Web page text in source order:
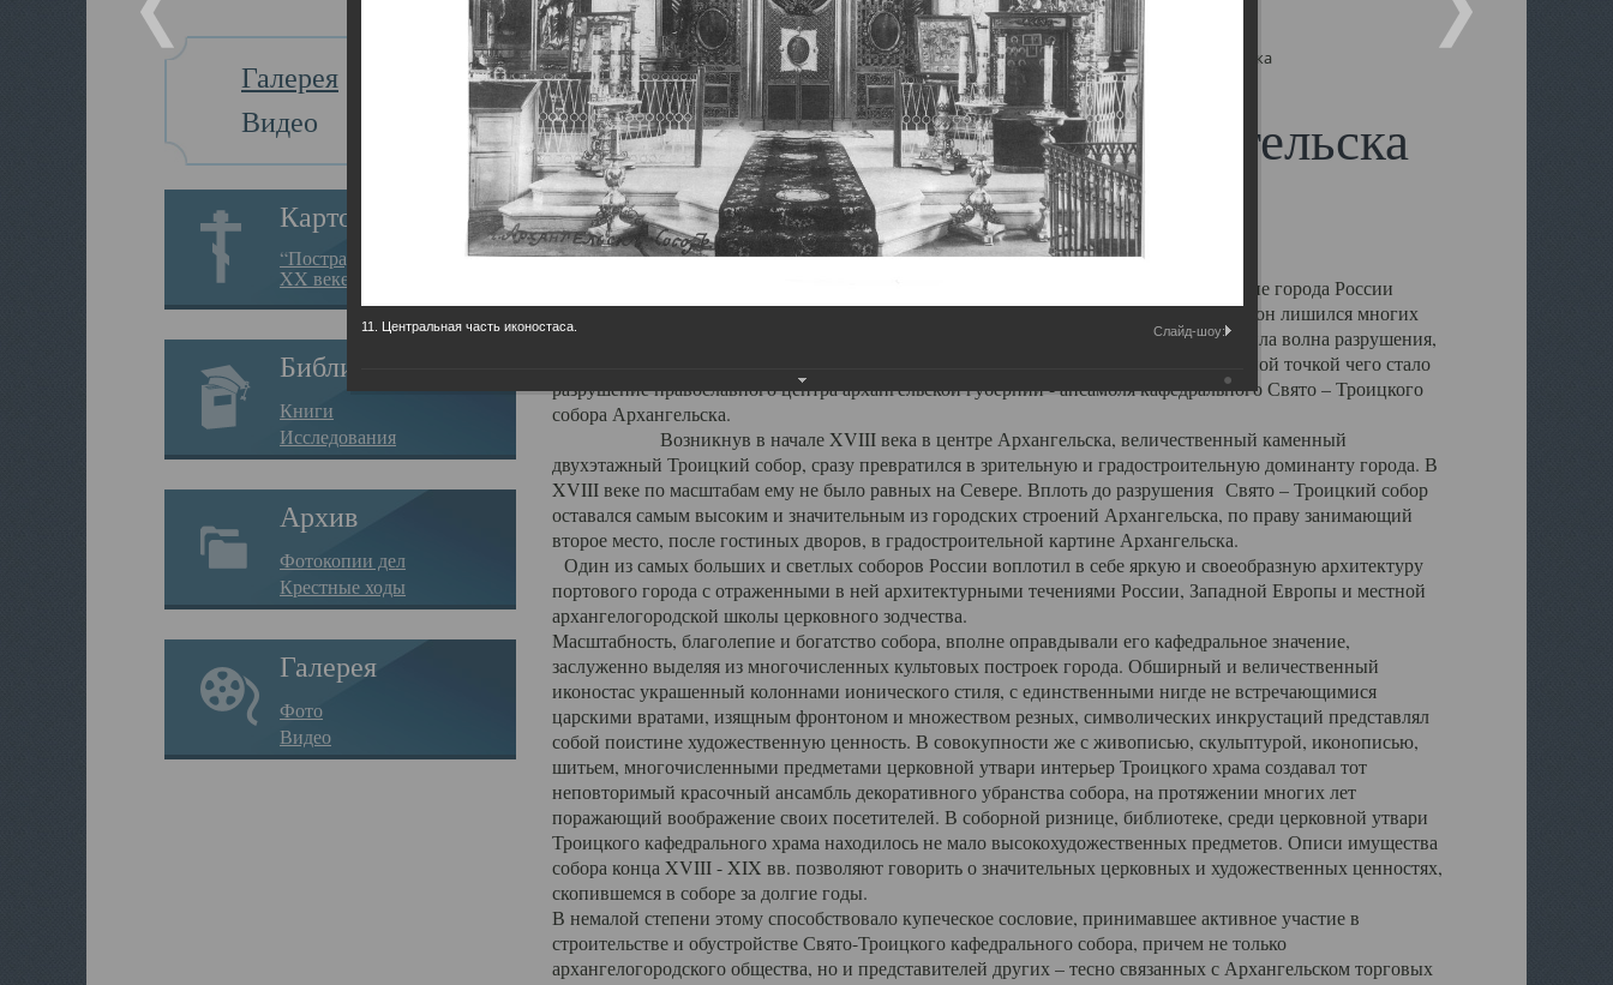
Галерея
Видео
Картотека
“Пострадавшие за веру в
XX веке на Севере”
Библиотека
Книги
Исследования
Архив
Фотокопии дел
Крестные ходы
Галерея
Фото
Видео
Главная Галерея Храмы-мученики Архангельска Свято-Троицкий собор Архангельска
Свято-Троицкий собор Архангельска
Свято-Троицкий собор Архангельска
23.12.2015
Сегодня мы можем говорить, что Архангельск в большей мере, чем другие губернские города России
пострадал от целенаправленных систематических разрушений, в результате которых он лишился многих
выдающихся памятников архитектуры. Больше всего по старому Архангельску ударила волна разрушения,
вызванная борьбой с религией, набравшая особую силу в конце 20 –х годов. Отправной точкой чего стало
разрушение православного центра архангельской губернии - ансамбля кафедрального Свято – Троицкого
собора Архангельска.
Возникнув в начале XVIII века в центре Архангельска, величественный каменный
двухэтажный Троицкий собор, сразу превратился в зрительную и градостроительную доминанту города. В
XVIII веке по масштабам ему не было равных на Севере. Вплоть до разрушения Свято – Троицкий собор
оставался самым высоким и значительным из городских строений Архангельска, по праву занимающий
второе место, после гостиных дворов, в градостроительной картине Архангельска.
Один из самых больших и светлых соборов России воплотил в себе яркую и своеобразную архитектуру
портового города с отраженными в ней архитектурными течениями России, Западной Европы и местной
архангелогородской школы церковного зодчества.
Масштабность, благолепие и богатство собора, вполне оправдывали его кафедральное значение,
заслуженно выделяя из многочисленных культовых построек города. Обширный и величественный
иконостас украшенный колоннами ионического стиля, с единственными нигде не встречающимися
царскими вратами, изящным фронтоном и множеством резных, символических инкрустаций представлял
собой поистине художественную ценность. В совокупности же с живописью, скульптурой, иконописью,
шитьем, многочисленными предметами церковной утвари интерьер Троицкого храма создавал тот
неповторимый красочный ансамбль декоративного убранства собора, на протяжении многих лет
поражающий воображение своих посетителей. В соборной ризнице, библиотеке, среди церковной утвари
Троицкого кафедрального храма находилось не мало высокохудожественных предметов. Описи имущества
собора конца XVIII - XIX вв. позволяют говорить о значительных церковных и художественных ценностях,
скопившемся в соборе за долгие годы.
В немалой степени этому способствовало купеческое сословие, принимавшее активное участие в
строительстве и обустройстве Свято-Троицкого кафедрального собора, причем не только
архангелогородского общества, но и представителей других – тесно связанных с Архангельском торговых
11. Центральная часть иконостаса. Слайд-шоу: